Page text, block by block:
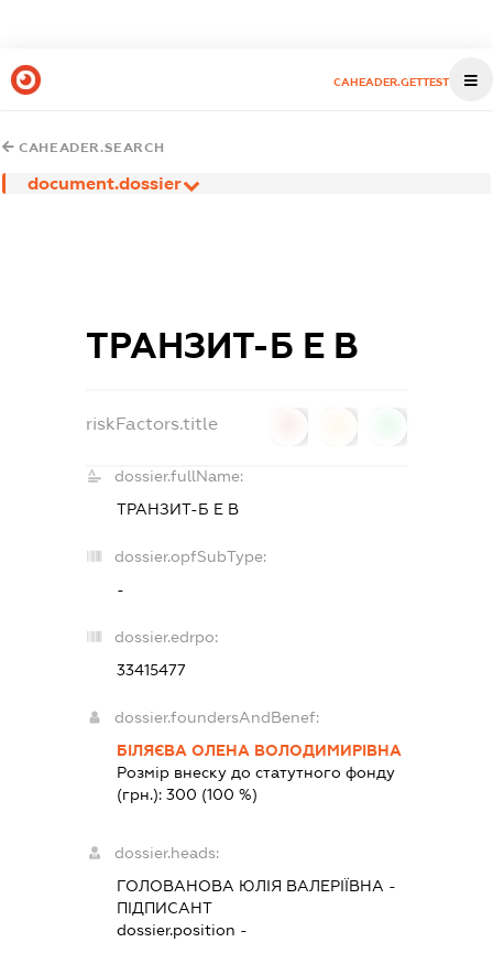
CAHEADER.GETTEST
CAHEADER.SEARCH
document.dossier
ТРАНЗИТ-Б Е В
riskFactors.title
dossier.fullName:
ТРАНЗИТ-Б Е В
dossier.opfSubType:
-
dossier.edrpo:
33415477
dossier.foundersAndBenef:
БІЛЯЄВА ОЛЕНА ВОЛОДИМИРІВНА
Розмір внеску до статутного фонду
(грн.):300 (100 %)
dossier.heads:
ГОЛОВАНОВА ЮЛІЯ ВАЛЕРІЇВНА -
ПІДПИСАНТ
dossier.position -